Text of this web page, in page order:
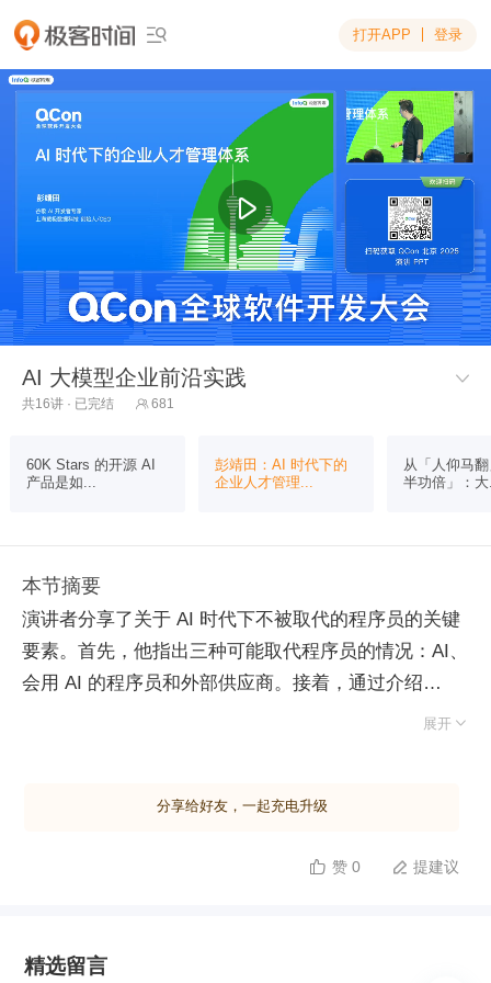
 打开APP 登录
AI 大模型企业前沿实践 
共16讲 · 已完结  681
60K Stars 的开源 AI
产品是如...
彭靖田：AI 时代下的
企业人才管理...
从「人仰马
半功倍」：
本节摘要
演讲者分享了关于 AI 时代下不被取代的程序员的关键
要素。首先，他指出三种可能取代程序员的情况：AI、
会用 AI 的程序员和外部供应商。接着，通过介绍
DeepSeek 的成功案例，强调其技术优势、开源策略、
部提效的需求。最后，提出了成为不被 AI 取代工程师
快速变化的技术环境、构建协同共生系统。此外，他还
展开 
分享给好友，一起充电升级
 赞 0  提建议
精选留言